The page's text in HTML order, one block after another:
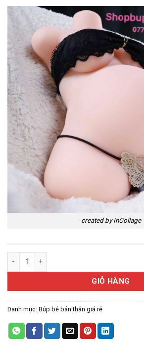
created by InCollage
Búp bê bụng bầu XG78 số lượng
GIỎ HÀNG
Danh mục: Búp bê bán thân giá rẻ